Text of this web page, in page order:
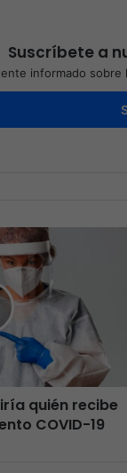
Suscríbete a
informado sobre
quién recibe
COVID-19